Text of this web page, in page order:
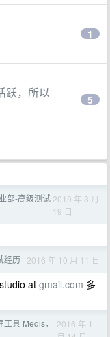
1
跃，所以
5
部-高级测试 2019 年 3 月
19 日
经历 2016 年 10 月 11 日
at gmail.com 多
具 Medis，
2016 年 1